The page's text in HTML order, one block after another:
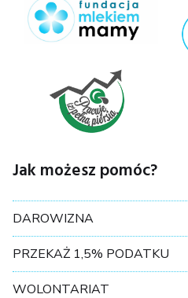
Jak możesz pomóc?
DAROWIZNA
PRZEKAŻ 1,5% PODATKU
WOLONTARIAT